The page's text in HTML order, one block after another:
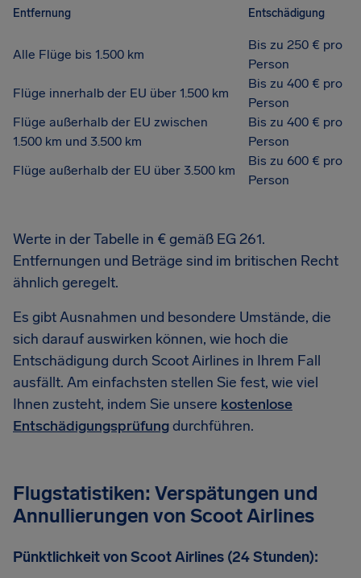
Entfernung Entschädigung
Alle Flüge bis 1.500 km
Bis zu 250 € pro
Person
Flüge innerhalb der EU über 1.500 km
Bis zu 400 € pro
Person
Flüge außerhalb der EU zwischen
1.500 km und 3.500 km
Bis zu 400 € pro
Person
Flüge außerhalb der EU über 3.500 km
Bis zu 600 € pro
Person
Werte in der Tabelle in € gemäß EG 261.
Entfernungen und Beträge sind im britischen Recht
ähnlich geregelt.
Es gibt Ausnahmen und besondere Umstände, die
sich darauf auswirken können, wie hoch die
Entschädigung durch Scoot Airlines in Ihrem Fall
ausfällt. Am einfachsten stellen Sie fest, wie viel
Ihnen zusteht, indem Sie unsere kostenlose
Entschädigungsprüfungdurchführen.
Flugstatistiken: Verspätungen und
Annullierungen von Scoot Airlines
Pünktlichkeit von Scoot Airlines (24 Stunden):